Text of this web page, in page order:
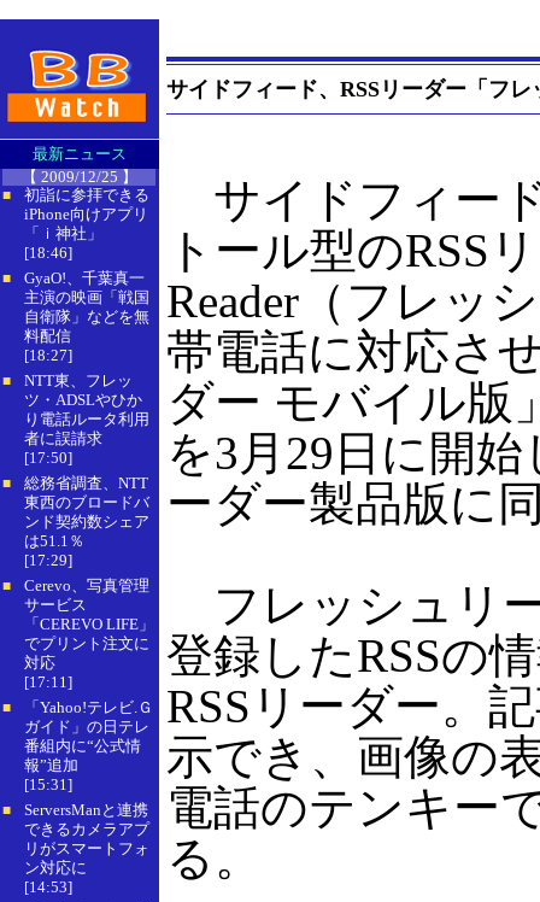
最新ニュース
【 2009/12/25 】
■
初詣に参拝できる
iPhone向けアプリ
「ｉ神社」
[18:46]
■
GyaO!、千葉真一
主演の映画「戦国
自衛隊」などを無
料配信
[18:27]
■
NTT東、フレッ
ツ・ADSLやひか
り電話ルータ利用
者に誤請求
[17:50]
■
総務省調査、NTT
東西のブロードバ
ンド契約数シェア
は51.1％
[17:29]
■
Cerevo、写真管理
サービス
「CEREVO LIFE」
でプリント注文に
対応
[17:11]
■
「Yahoo!テレビ.Ｇ
ガイド」の日テレ
番組内に“公式情
報”追加
[15:31]
■
ServersManと連携
できるカメラアプ
リがスマートフォ
ン対応に
[14:53]
サイドフィード、RSSリーダー「フ
サイドフィー
トール型のRSS
Reader（フレッ
帯電話に対応さ
ダー モバイル版
を3月29日に開
ーダー製品版に
フレッシュリ
登録したRSSの
RSSリーダー。
示でき、画像の
電話のテンキー
る。